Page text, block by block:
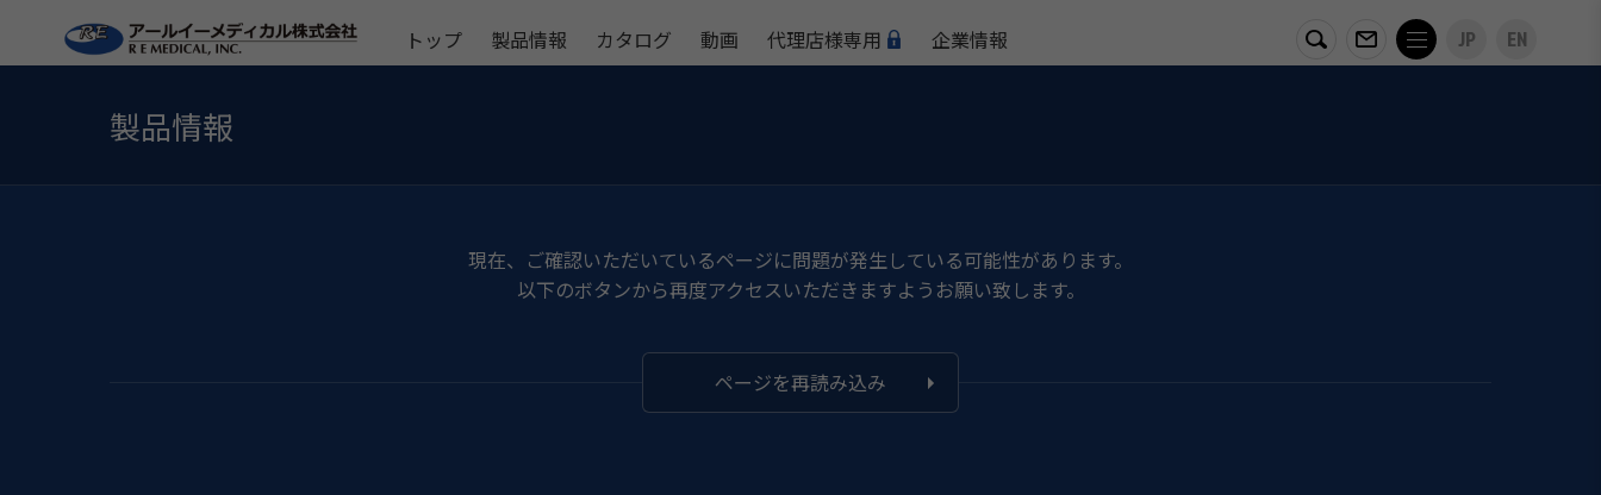
トップ 製品情報 カタログ 動画 代理店様専用 企業情報 JP EN
製品情報
現在、ご確認いただいているページに問題が発生している可能性があります。
以下のボタンから再度アクセスいただきますようお願い致します。
ページを再読み込み